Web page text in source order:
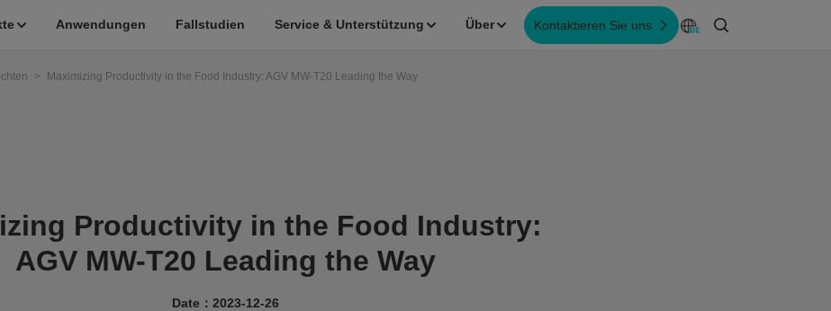
Anwendungen Fallstudien Service & Unterstützung Über Kontaktieren Sie uns
> Maximizing Productivity in the Food Industry: AGV MW-T20 Leading the Way
Productivity in the Food Industry:
AGV MW-T20 Leading the Way
Date：2023-12-26